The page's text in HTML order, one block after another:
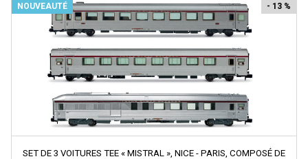
BOS-MODELS
BOWSER
BRAMOS
BRANCHLINE TRAINS
BRAWA
Brekina
BROADWAY LIMITED IMPORT
NOUVEAUTÉ
SET DE 3 VOITURES TEE « MISTRAL », NICE - PARIS, COMPOSÉ DE
- 13 %